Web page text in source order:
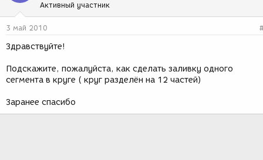
е
м
ы
з
д
и
Активный участник
3 май 2010
Здравствуйте!
Подскажите, пожалуйста, как сделать заливку одного
сегмента в круге ( круг разделён на 12 частей)
Заранее спасибо